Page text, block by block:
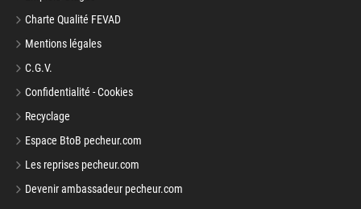
Charte Qualité FEVAD
Mentions légales
C.G.V.
Confidentialité - Cookies
Recyclage
Espace BtoB pecheur.com
Les reprises pecheur.com
Devenir ambassadeur pecheur.com